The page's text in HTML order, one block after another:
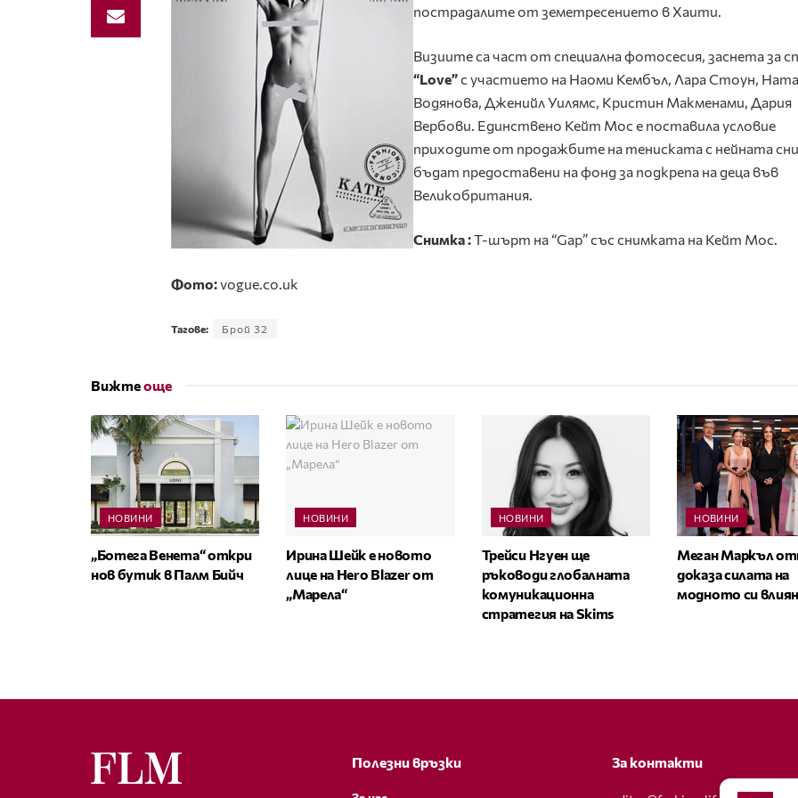
пострадалите от земетресението в Хаити.
Визиите са част от специална фотосесия, заснета за
“Love”с участието на Наоми Кембъл, Лара Стоун,
Водянова, Дженийл Уилямс, Кристин Макменами, Дария
Вербови. Единствено Кейт Мос е поставила условие
приходите от продажбите на тениската с нейната
бъдат предоставени на фонд за подкрепа на деца във
Великобритания.
Снимка :Т-шърт на “Gap” със снимката на Кейт Мос.
Фото:vogue.co.uk
Тагове: Брой 32
Вижтеоще
НОВИНИ
„Ботега Венета“ откри
нов бутик в Палм Бийч
НОВИНИ
Ирина Шейк е новото
лице на Hero Blazer от
„Марела“
НОВИНИ
Трейси Нгуен ще
ръководи глобалната
комуникационна
стратегия на Skims
НОВИНИ
Меган Маркъл
доказа силата на
модното си
Полезни връзки За контакти